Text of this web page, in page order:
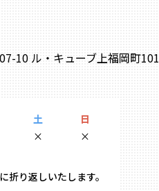
10 ル・キューブ上福岡町101
土
日
× ×
り返しいたします。